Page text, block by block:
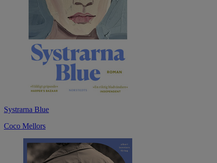
Systrarna Blue
Coco Mellors